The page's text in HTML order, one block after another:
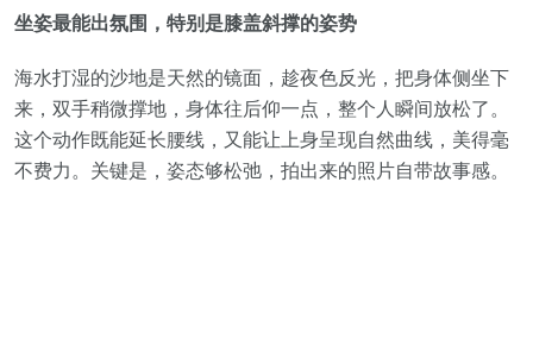
坐姿最能出氛围，特别是膝盖斜撑的姿势
海水打湿的沙地是天然的镜面，趁夜色反光，把身体侧坐下
来，双手稍微撑地，身体往后仰一点，整个人瞬间放松了。
这个动作既能延长腰线，又能让上身呈现自然曲线，美得毫
不费力。关键是，姿态够松弛，拍出来的照片自带故事感。